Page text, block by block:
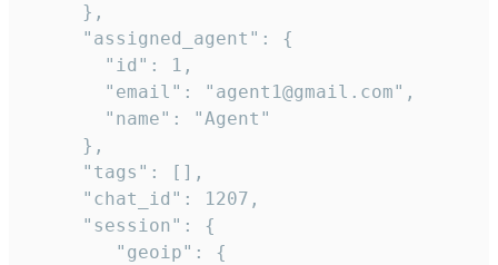
     },
     "assigned_agent": {
       "id": 1,
       "email": "agent1@gmail.com",
       "name": "Agent"
     },
     "tags": [],
     "chat_id": 1207,
     "session": {
        "geoip": {